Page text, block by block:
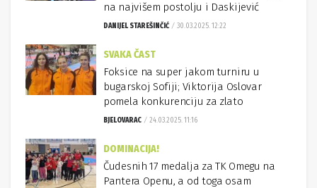
na najvišem postolju i Daskijević
DANIJEL STAREŠINČIĆ 30.03.2025. 12:22
SVAKA ČAST
Foksice na super jakom turniru u
bugarskoj Sofiji; Viktorija Oslovar
pomela konkurenciju za zlato
BJELOVARAC 24.03.2025. 11:16
DOMINACIJA!
Čudesnih 17 medalja za TK Omegu na
Pantera Openu, a od toga osam